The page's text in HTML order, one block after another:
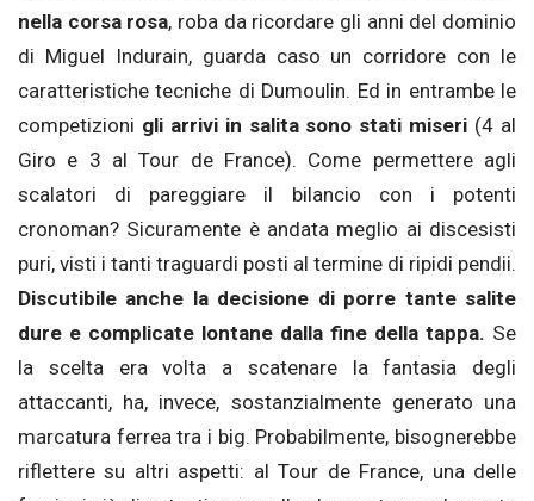
nella corsa rosa, roba da ricordare gli anni del dominio
di Miguel Indurain, guarda caso un corridore con le
caratteristiche tecniche di Dumoulin. Ed in entrambe le
competizioni gli arrivi in salita sono stati miseri (4 al
Giro e 3 al Tour de France). Come permettere agli
scalatori di pareggiare il bilancio con i potenti
cronoman? Sicuramente è andata meglio ai discesisti
puri, visti i tanti traguardi posti al termine di ripidi pendii.
Discutibile anche la decisione di porre tante salite
dure e complicate lontane dalla fine della tappa. Se
la scelta era volta a scatenare la fantasia degli
attaccanti, ha, invece, sostanzialmente generato una
marcatura ferrea tra i big. Probabilmente, bisognerebbe
riflettere su altri aspetti: al Tour de France, una delle